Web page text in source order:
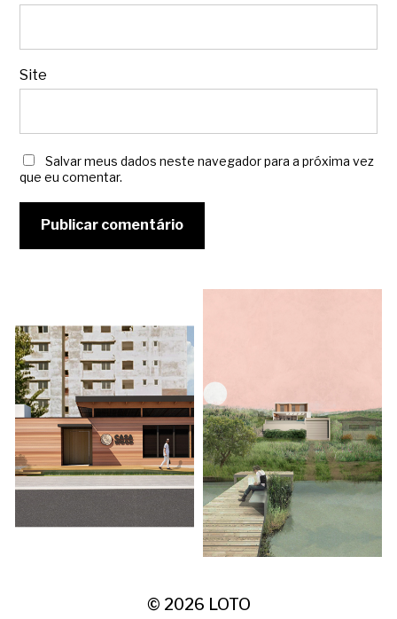
Site
Salvar meus dados neste navegador para a próxima vez
que eu comentar.
© 2026 LOTO